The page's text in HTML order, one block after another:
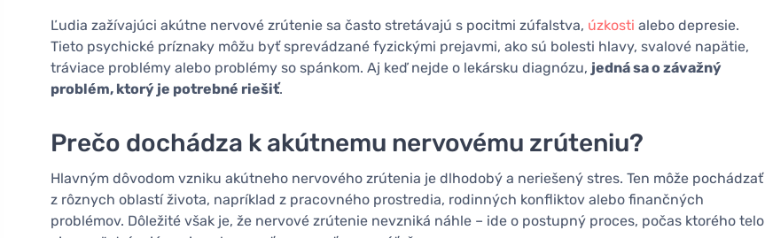
Ľudia zažívajúci akútne nervové zrútenie sa často stretávajú s pocitmi zúfalstva, úzkosti alebo depresie.
Tieto psychické príznaky môžu byť sprevádzané fyzickými prejavmi, ako sú bolesti hlavy, svalové napätie,
tráviace problémy alebo problémy so spánkom. Aj keď nejde o lekársku diagnózu, jedná sa o závažný
problém, ktorý je potrebné riešiť.
Prečo dochádza k akútnemu nervovému zrúteniu?
Hlavným dôvodom vzniku akútneho nervového zrútenia je dlhodobý a neriešený stres. Ten môže pochádzať
z rôznych oblastí života, napríklad z pracovného prostredia, rodinných konfliktov alebo finančných
problémov. Dôležité však je, že nervové zrútenie nevzniká náhle – ide o postupný proces, počas ktorého telo